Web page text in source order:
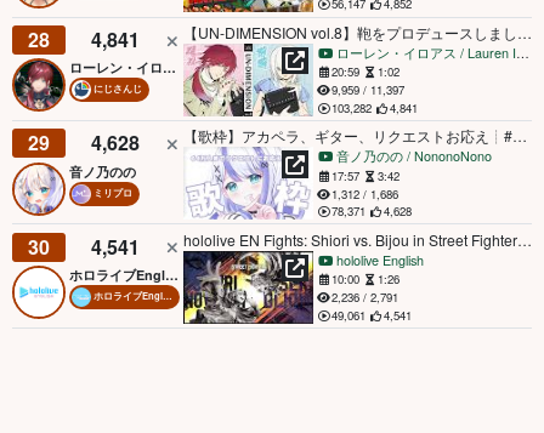
56,147
4,852
28 4,841
ローレン・イロアス
にじさんじ
【UN-DIMENSION vol.8】鞄をプロデュースしました（ｗ／アルス３）【ローレン・イロアス/にじさんじ】
ローレン・イロアス / Lauren Iroas【にじさんじ】
20:59
1:02
9,959 / 11,397
103,282
4,841
29 4,628
音ノ乃のの
ミリプロ
【歌枠】アカペラ、ギター、リクエストお応え┊︎#音ノ乃のの #ののん家
音ノ乃のの / NononoNono
17:57
3:42
1,312 / 1,686
78,371
4,628
30 4,541
ホロライブEnglish公式
ホロライブEnglish
hololive EN Fights: Shiori vs. Bijou in Street Fighter 6 #Sponsored
hololive English
10:00
1:26
2,236 / 2,791
49,061
4,541